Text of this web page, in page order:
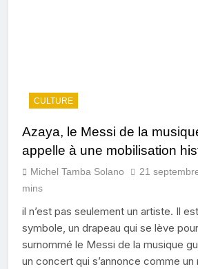
CULTURE
Azaya, le Messi de la
appelle à une mobilisation
Michel Tamba Solano 21
mins
il n’est pas seulement un artiste. Il
symbole, un drapeau qui se lève
surnommé le Messi de la musique
un concert qui s’annonce comme un